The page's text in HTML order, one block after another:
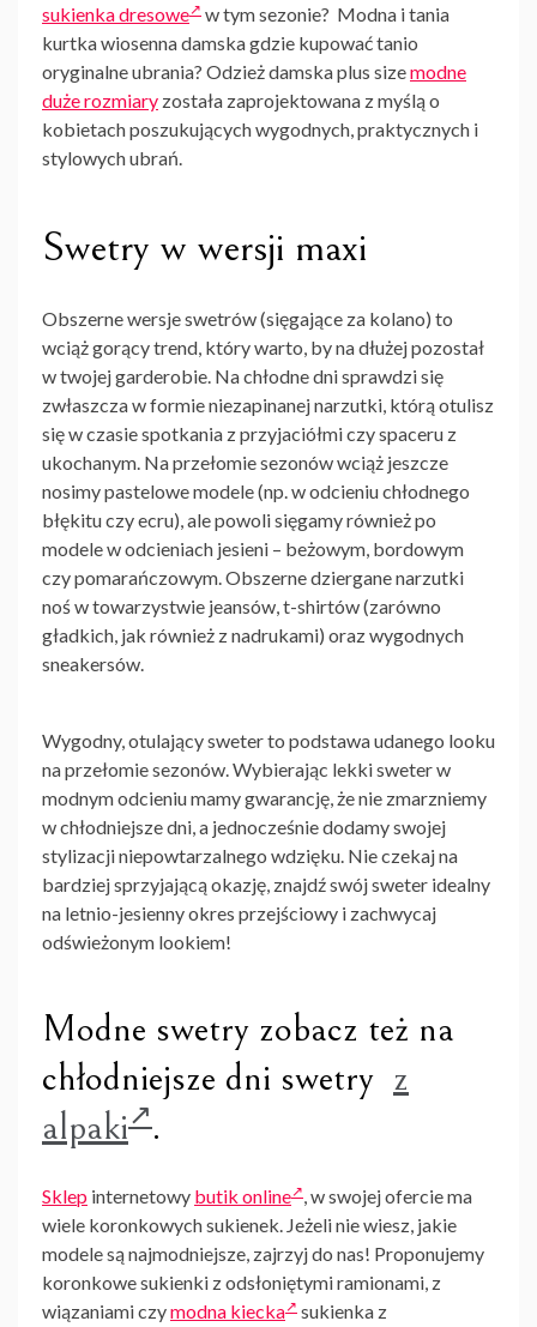
sukienka dresowe
w tym sezonie? Modna i tania
kurtka wiosenna damskagdzie kupować tanio
oryginalne ubrania? Odzież damska plus sizemodne
duże rozmiary została zaprojektowana z myślą o
kobietach poszukujących wygodnych, praktycznych i
stylowych ubrań.
Swetry w wersji maxi
Obszerne wersje swetrów (sięgające za kolano) to
wciąż gorący trend, który warto, by na dłużej pozostał
w twojej garderobie. Na chłodne dni sprawdzi się
zwłaszcza w formie niezapinanej narzutki, którą otulisz
się w czasie spotkania z przyjaciółmi czy spaceru z
ukochanym. Na przełomie sezonów wciąż jeszcze
nosimy pastelowe modele (np. w odcieniu chłodnego
błękitu czy ecru), ale powoli sięgamy również po
modele w odcieniach jesieni – beżowym, bordowym
czy pomarańczowym. Obszerne dziergane narzutki
noś w towarzystwie jeansów, t-shirtów (zarówno
gładkich, jak również z nadrukami) oraz wygodnych
sneakersów.
Wygodny, otulający sweter to podstawa udanego looku
na przełomie sezonów. Wybierając lekki sweter w
modnym odcieniu mamy gwarancję, że nie zmarzniemy
w chłodniejsze dni, a jednocześnie dodamy swojej
stylizacji niepowtarzalnego wdzięku. Nie czekaj na
bardziej sprzyjającą okazję, znajdź swój sweter idealny
na letnio-jesienny okres przejściowy i zachwycaj
odświeżonym lookiem!
Modne swetry zobacz też na
chłodniejsze dni swetry z
alpaki
.
Sklep internetowy butik online , w swojej ofercie ma
wiele koronkowych sukienek. Jeżeli nie wiesz, jakie
modele są najmodniejsze, zajrzyj do nas! Proponujemy
koronkowe sukienki z odsłoniętymi ramionami, z
wiązaniami czymodna kiecka sukienka z